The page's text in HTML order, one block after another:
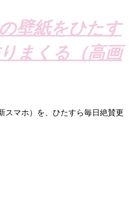
壁紙をひたす
まくる（高画
マホ）を、ひたすら毎日絶賛更